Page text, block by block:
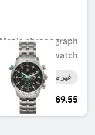
Men's chronograph
watch
غير متوفر حاليا
AED 2,069.55